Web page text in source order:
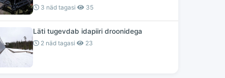
3 näd tagasi 35
Läti tugevdab idapiiri droonidega
2 näd tagasi 23